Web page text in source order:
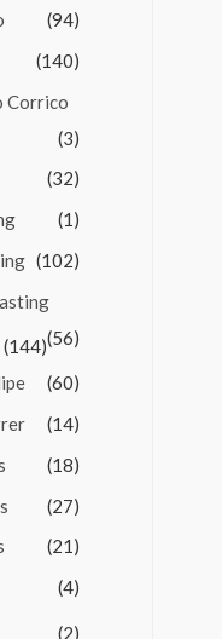
(94)
(140)
Corrico
(3)
(32)
(1)
(102)
(56)
(144)
(60)
(14)
(18)
(27)
(21)
(4)
(2)